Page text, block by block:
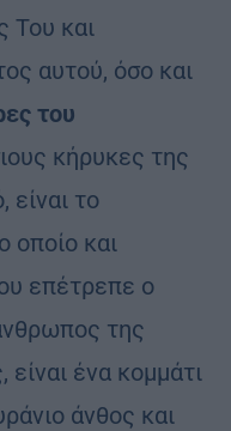
Του και
αυτού, όσο και
του
κήρυκες της
είναι το
οποίο και
επέτρεπε ο
της
ένα κομμάτι
άνθος και